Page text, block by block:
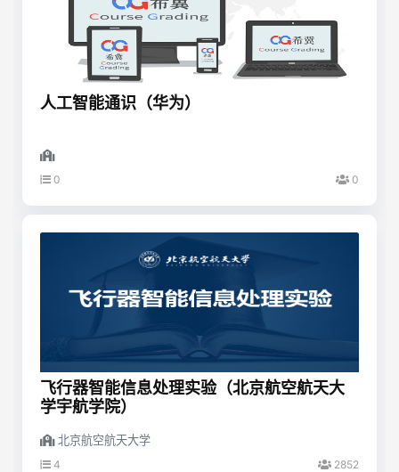
人工智能通识（华为）
0 0
飞行器智能信息处理实验（北京航空航天大
学宇航学院）
北京航空航天大学
4 2852